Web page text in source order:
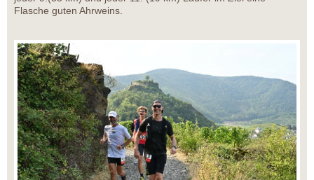
Flasche guten Ahrweins.